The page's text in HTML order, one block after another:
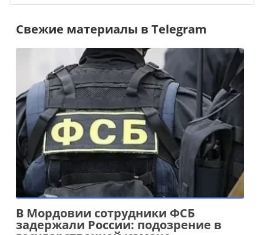
Свежие материалы в Telegram
В Мордовии сотрудники ФСБ
задержали России: подозрение в